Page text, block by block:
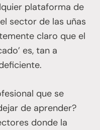
plataforma de
sector de las uñas
claro que el
es, tan a
que se
de aprender?
donde la